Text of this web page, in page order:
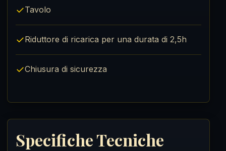
✓Tavolo
✓Riduttore di ricarica per una durata di 2,5h
✓Chiusura di sicurezza
Specifiche Tecniche